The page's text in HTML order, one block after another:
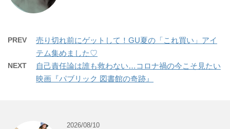
PREV
売り切れ前にゲットして！GU夏の「これ買い」アイ
テム集めました♡
NEXT
自己責任論は誰も救わない…コロナ禍の今こそ見たい
映画『パブリック 図書館の奇跡』
2026/08/10